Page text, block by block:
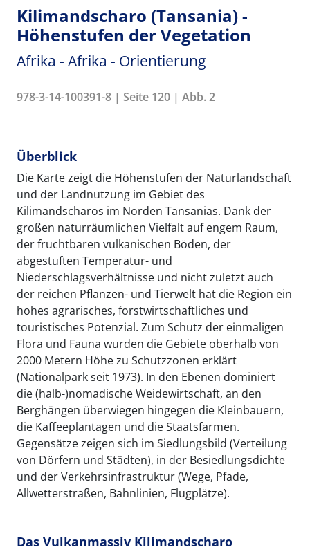
Kilimandscharo (Tansania) -
Höhenstufen der Vegetation
Afrika - Afrika - Orientierung
978-3-14-100391-8 | Seite 120 | Abb. 2
Überblick
Die Karte zeigt die Höhenstufen der Naturlandschaft
und der Landnutzung im Gebiet des
Kilimandscharos im Norden Tansanias. Dank der
großen naturräumlichen Vielfalt auf engem Raum,
der fruchtbaren vulkanischen Böden, der
abgestuften Temperatur- und
Niederschlagsverhältnisse und nicht zuletzt auch
der reichen Pflanzen- und Tierwelt hat die Region ein
hohes agrarisches, forstwirtschaftliches und
touristisches Potenzial. Zum Schutz der einmaligen
Flora und Fauna wurden die Gebiete oberhalb von
2000 Metern Höhe zu Schutzzonen erklärt
(Nationalpark seit 1973). In den Ebenen dominiert
die (halb-)nomadische Weidewirtschaft, an den
Berghängen überwiegen hingegen die Kleinbauern,
die Kaffeeplantagen und die Staatsfarmen.
Gegensätze zeigen sich im Siedlungsbild (Verteilung
von Dörfern und Städten), in der Besiedlungsdichte
und der Verkehrsinfrastruktur (Wege, Pfade,
Allwetterstraßen, Bahnlinien, Flugplätze).
Das Vulkanmassiv Kilimandscharo